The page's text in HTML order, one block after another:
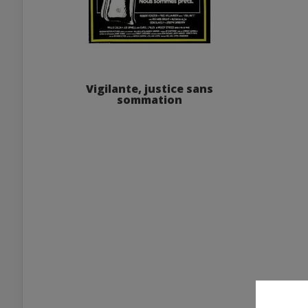
Vigilante, justice sans
sommation